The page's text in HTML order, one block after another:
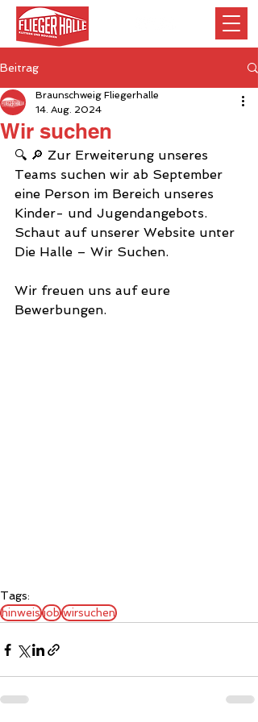
Beitrag
Wir suchen
Braunschweig Fliegerhalle
14. Aug. 2024
🔍 🔎 Zur Erweiterung unseres
Teams suchen wir ab September
eine Person im Bereich unseres
Kinder- und Jugendangebots.
Schaut auf unserer Website unter
Die Halle – Wir Suchen.
Wir freuen uns auf eure
Bewerbungen.
Tags:
hinweis job wirsuchen